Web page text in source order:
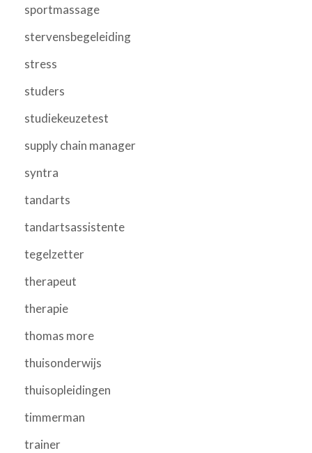
sportmassage
stervensbegeleiding
stress
studers
studiekeuzetest
supply chain manager
syntra
tandarts
tandartsassistente
tegelzetter
therapeut
therapie
thomas more
thuisonderwijs
thuisopleidingen
timmerman
trainer